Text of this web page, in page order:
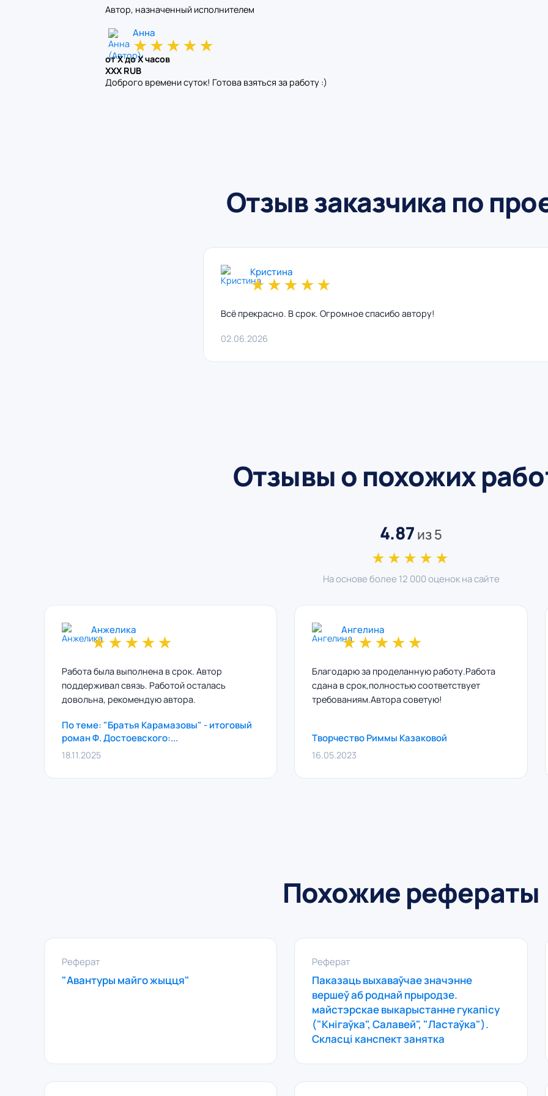
Автор, назначенный исполнителем
Анна
★★★★★
от X до X часов
XXX RUB
Доброго времени суток! Готова взяться за работу :)
Отзыв заказчика по
Кристина
★★★★★
Всё прекрасно. В срок. Огромное спасибо автору!
02.06.2026
Отзывы о похожих
4.87 из 5
★★★★★
На основе более 12 000 оценок на сайте
Анжелика
★★★★★
Работа была выполнена в срок. Автор
поддерживал связь. Работой осталась
довольна, рекомендую автора.
По теме: "Братья Карамазовы" - итоговый
роман Ф. Достоевского:...
18.11.2025
Ангелина
★★★★★
Благодарю за проделанную работу.Работа
сдана в срок,полностью соответствует
требованиям.Автора советую!
Творчество Риммы Казаковой
16.05.2023
Похожие рефераты
Реферат
"Авантуры майго жыцця"
Реферат
Паказаць выхаваўчае значэнне
вершеў аб роднай прыродзе.
майстэрскае выкарыстанне гукапісу
("Кнігаўка", Салавей", "Ластаўка").
Скласці канспект занятка